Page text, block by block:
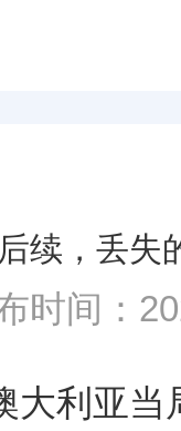
续，丢
时间：
大利亚当